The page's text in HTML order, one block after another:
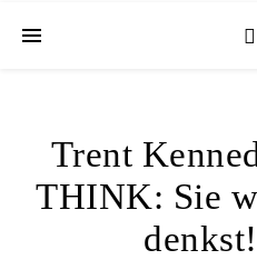
Trent
THINK: Sie